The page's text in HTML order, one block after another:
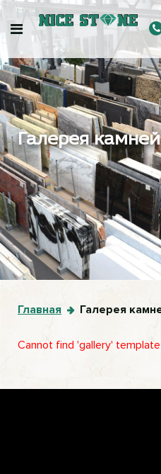
Галерея камней
Главная Галерея
Cannot find 'gallery'